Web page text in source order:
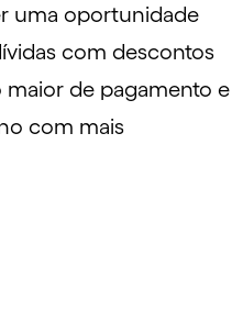
uma oportunidade
com descontos
de pagamento e
com mais